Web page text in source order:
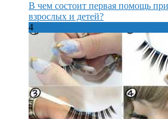
В чем состоит первая помощь
взрослых и детей?
4